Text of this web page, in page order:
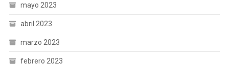
mayo 2023
abril 2023
marzo 2023
febrero 2023